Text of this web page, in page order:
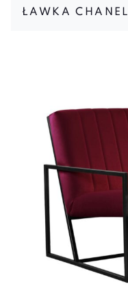
ŁAWKA CHANEL